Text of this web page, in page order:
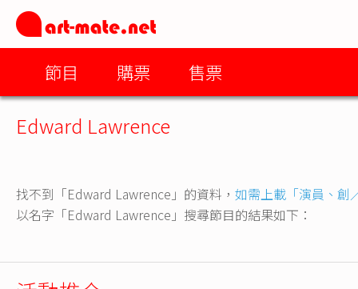
節目 購票 售票
Edward Lawrence
找不到「Edward Lawrence」的資料， 如需上載「演員、創
以名字「Edward Lawrence」搜尋節目的結果如下：